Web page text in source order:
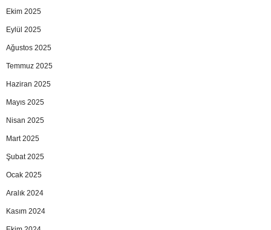
Ekim 2025
Eylül 2025
Ağustos 2025
Temmuz 2025
Haziran 2025
Mayıs 2025
Nisan 2025
Mart 2025
Şubat 2025
Ocak 2025
Aralık 2024
Kasım 2024